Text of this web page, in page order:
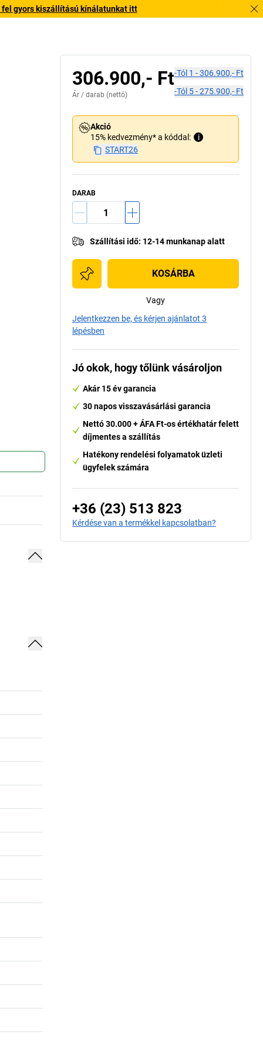
fel gyors kiszállítású kínálatunkat itt
306.900,- Ft
Ár / darab (nettó)
-tól 1 -306.900,- Ft
-tól 5-275.900,- Ft
Akció
15% kedvezmény* a kóddal:
i
START26
DARAB
Szállítási idő: 12-14 munkanap alatt
KOSÁRBA
Vagy
Jelentkezzen be, és kérjen ajánlatot 3
lépésben
Jó okok, hogy tőlünk vásároljon
Akár 15 év garancia
30 napos visszavásárlási garancia
Nettó 30.000 + ÁFA Ft-os értékhatár felett
díjmentes a szállítás
Hatékony rendelési folyamatok üzleti
ügyfelek számára
+36 (23) 513 823
Kérdése van a termékkel kapcsolatban?